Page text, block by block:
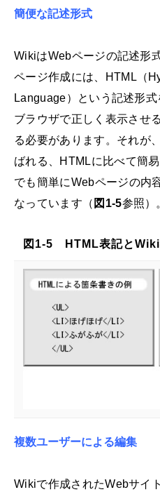
簡便な記述形式
WikiはWebページの記述形
ページ作成には、HTML（
Language）という記述形
ブラウザで正しく表示させ
る必要があります。それが
ばれる、HTMLに比べて簡
でも簡単にWebページの内
なっています（ 図1-5参照）
図1-5 HTML表記とWiki
複数ユーザーによる編集
Wikiで作成されたWebサイ